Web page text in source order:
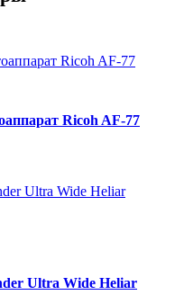
Ricoh AF-77
Ultra Wide Heliar